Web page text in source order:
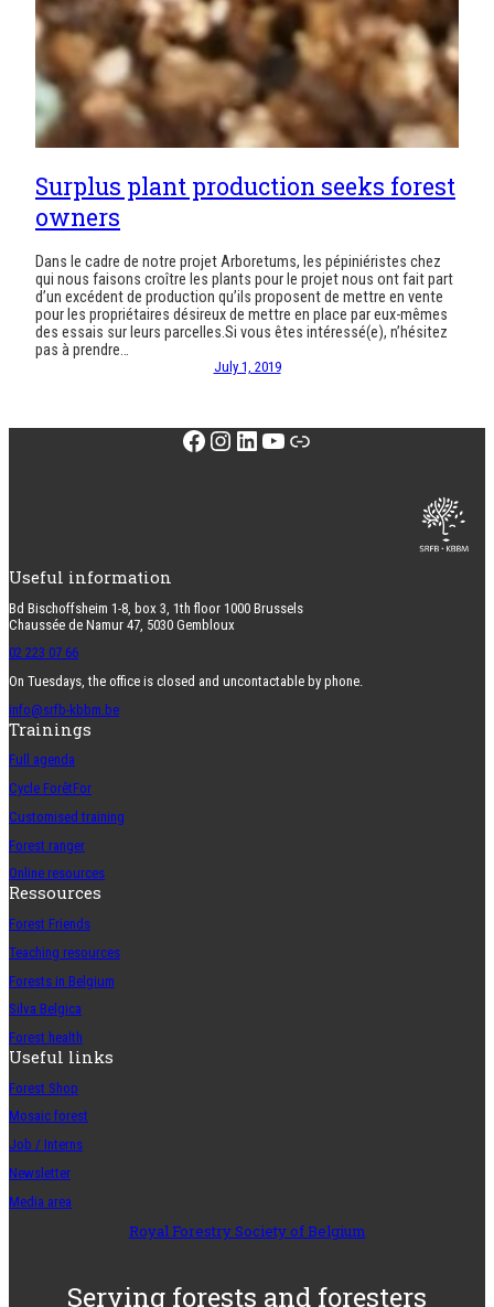
Surplus plant production seeks forest
owners
Dans le cadre de notre projet Arboretums, les pépiniéristes chez
qui nous faisons croître les plants pour le projet nous ont fait part
d’un excédent de production qu’ils proposent de mettre en vente
pour les propriétaires désireux de mettre en place par eux-mêmes
des essais sur leurs parcelles.Si vous êtes intéressé(e), n’hésitez
pas à prendre…
July 1, 2019
Facebook
Instagram
LinkedIn
YouTube
Link
Useful information
Bd Bischoffsheim 1-8, box 3, 1th floor 1000 Brussels
Chaussée de Namur 47, 5030 Gembloux
02 223 07 66
On Tuesdays, the office is closed and uncontactable by phone.
info@srfb-kbbm.be
Trainings
Full agenda
Cycle ForêtFor
Customised training
Forest ranger
Online resources
Ressources
Forest Friends
Teaching resources
Forests in Belgium
Silva Belgica
Forest health
Useful links
Forest Shop
Mosaic forest
Job / Interns
Newsletter
Media area
Royal Forestry Society of Belgium
Serving forests and foresters